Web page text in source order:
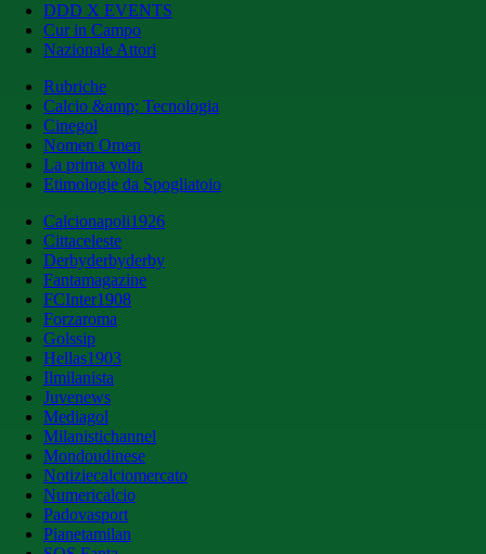
DDD X EVENTS
Cur in Campo
Nazionale Attori
Rubriche
Calcio &amp; Tecnologia
Cinegol
Nomen Omen
La prima volta
Etimologie da Spogliatoio
Calcionapoli1926
Cittaceleste
Derbyderbyderby
Fantamagazine
FCInter1908
Forzaroma
Golssip
Hellas1903
Ilmilanista
Juvenews
Mediagol
Milanistichannel
Mondoudinese
Notiziecalciomercato
Numericalcio
Padovasport
Pianetamilan